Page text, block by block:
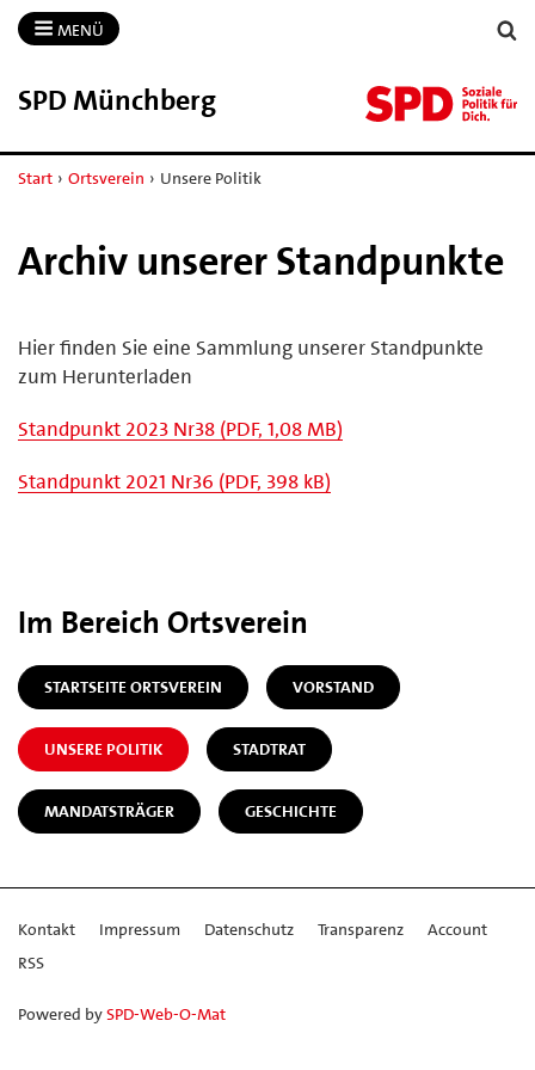
MENÜ
SPD Münchberg
Start › Ortsverein › Unsere Politik
Archiv unserer Standpunkte
Hier finden Sie eine Sammlung unserer Standpunkte
zum Herunterladen
Standpunkt 2023 Nr38 (PDF, 1,08 MB)
Standpunkt 2021 Nr36 (PDF, 398 kB)
Im Bereich Ortsverein
STARTSEITE ORTSVEREIN VORSTAND
UNSERE POLITIK STADTRAT
MANDATSTRÄGER GESCHICHTE
Kontakt Impressum Datenschutz Transparenz
Account
RSS
Powered bySPD-Web-O-Mat